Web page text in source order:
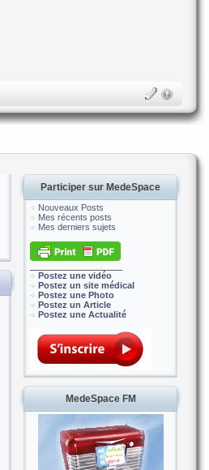
Participer sur MedeSpace
Nouveaux Posts
Mes récents posts
Mes derniers sujets
Postez une vidéo
Postez un site médical
Postez une Photo
Postez un Article
Postez une Actualité
MedeSpace FM